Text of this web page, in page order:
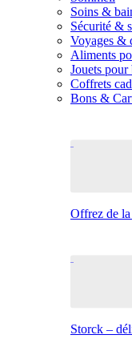
Soins &
Sécurité &
Voyages &
Aliments
Jouets pour
Coffrets
Bons &
Offrez de
Storck –